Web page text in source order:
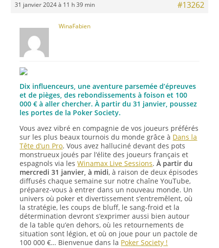
31 janvier 2024 à 11 h 39 min #13262
WinaFabien
Dix influenceurs, une aventure parsemée d’épreuves
et de pièges, des rebondissements à foison et 100
000 € à aller chercher. À partir du 31 janvier, poussez
les portes de la Poker Society.
Vous avez vibré en compagnie de vos joueurs préférés
sur les plus beaux tournois du monde grâce à Dans la
Tête d’un Pro. Vous avez halluciné devant des pots
monstrueux joués par l’élite des joueurs français et
espagnols via lesWinamax Live Sessions.À partir du
mercredi 31 janvier, à midi, à raison de deux épisodes
diffusés chaque semaine sur notre chaîne YouTube,
préparez-vous à entrer dans un nouveau monde. Un
univers où poker et divertissement s’entremêlent, où
la stratégie, les coups de bluff, le sang-froid et la
détermination devront s’exprimer aussi bien autour
de la table qu’en dehors, où les retournements de
situation sont légion, et où on joue pour un pactole de
100 000 €… Bienvenue dans la Poker Society !